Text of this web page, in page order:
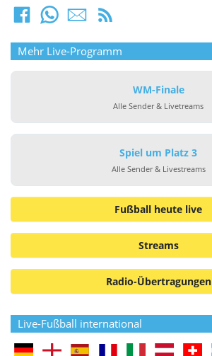
Mehr Live-Programm
WM-Finale
Alle Sender & Livetreams
Spiel um Platz 3
Alle Sender & Livestreams
Fußball heute live
Streams
Radio-Übertragungen
Live-Fußball international